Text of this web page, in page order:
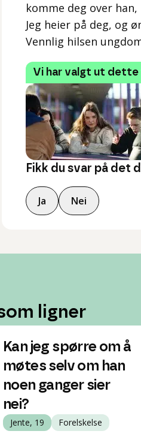
komme deg over
Jeg heier på deg, og
Vennlig hilsen
Vi har valgt ut
Fikk du svar på det
Ja Nei
ligner
Kan jeg spørre om å
møtes selv om han
noen ganger sier
nei?
Jente, 19 Forelskelse